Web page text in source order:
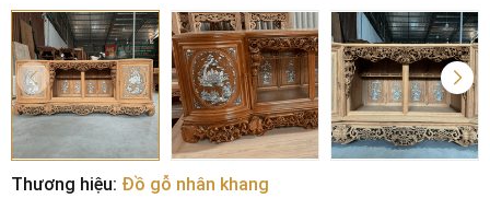
Thương hiệu: Đồ gỗ nhân khang